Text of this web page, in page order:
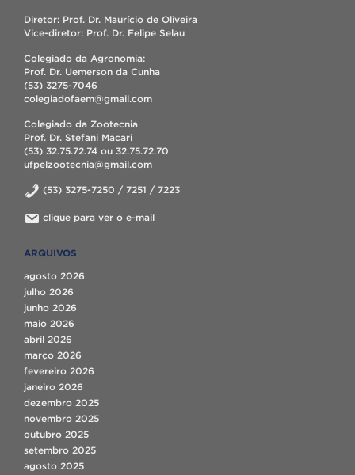
Diretor: Prof. Dr. Maurício de Oliveira
Vice-diretor: Prof. Dr. Felipe Selau
Colegiado da Agronomia:
Prof. Dr. Uemerson da Cunha
(53) 3275-7046
colegiadofaem@gmail.com
Colegiado da Zootecnia
Prof. Dr. Stefani Macari
(53) 32.75.72.74 ou 32.75.72.70
ufpelzootecnia@gmail.com
(53) 3275-7250 / 7251 / 7223
clique para ver o e-mail
ARQUIVOS
agosto 2026
julho 2026
junho 2026
maio 2026
abril 2026
março 2026
fevereiro 2026
janeiro 2026
dezembro 2025
novembro 2025
outubro 2025
setembro 2025
agosto 2025